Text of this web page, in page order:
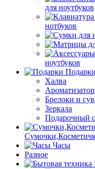
для ноутбуков
нотбуков
ноутбуков
Подарки
Халва
Брелоки и
Зеркала
Подарочный
Часы
Разное